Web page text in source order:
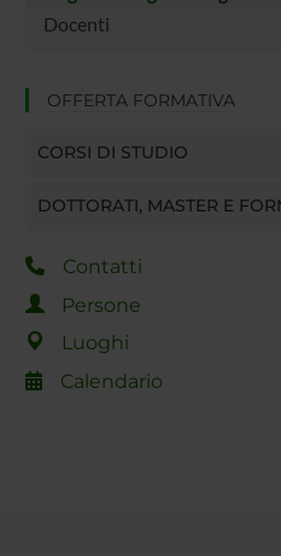
Docenti
OFFERTA FORMATIVA
CORSI DI STUDIO
DOTTORATI, MASTER E
Contatti
Persone
Luoghi
Calendario